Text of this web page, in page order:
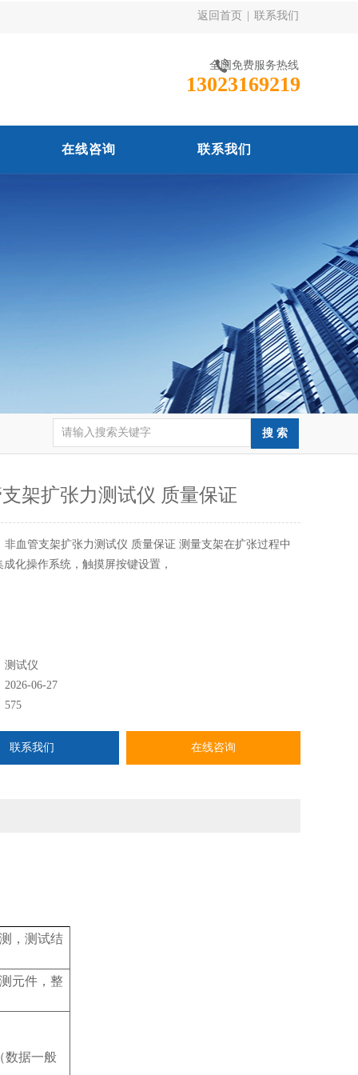
返回首页 联系我们
全国免费服务热线
13023169219
在线咨询 联系我们
架扩张力测试仪 质量保证
非血管支架扩张力测试仪 质量保证 测量支架在扩张过程中
成化操作系统，触摸屏按键设置，
测试仪
2026-06-27
575
联系我们 在线咨询
，测试结
元件，整
数据一般